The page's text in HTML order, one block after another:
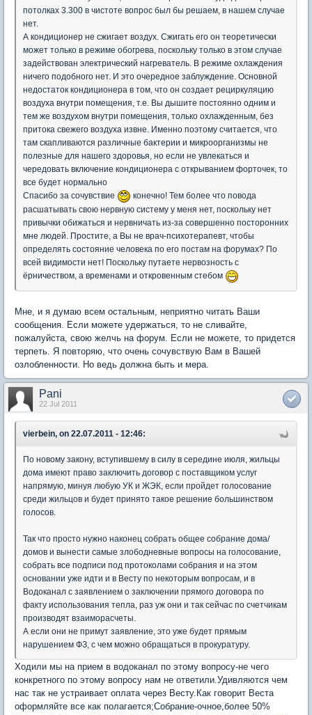
потолках 3.300 в чистоте вопрос был бы решаем, в нашем случае
нет.
А кондиционер не сжигает воздух. Сжигать его он теоретически
может только в режиме обогрева, поскольку только в этом случае
задействован электрический нагреватель. В режиме охлаждения
ничего подобного нет. И это очередное заблуждение. Основной
недостаток кондиционера в том, что он создает рециркуляцию
воздуха внутри помещения, т.е. Вы дышите постоянно одним и
тем же воздухом внутри помещения, только охлажденным, без
притока свежего воздуха извне. Именно поэтому считается, что
там скапливаются различные бактерии и микроорганизмы не
полезные для нашего здоровья, но если не увлекаться и
чередовать включение кондиционера с открыванием форточек, то
все будет нормально
Спасибо за сочувствие
конечно! Тем более что повода
расшатывать свою нервную систему у меня нет, поскольку нет
привычки обижаться и нервничать из-за совершенно посторонних
мне людей. Простите, а Вы не врач-психотерапевт, чтобы
определять состояние человека по его постам на форумах? По
всей видимости нет! Поскольку путаете нервозность с
ёрничеством, а временами и откровенным стебом
Мне, и я думаю всем остальным, неприятно читать Ваши
сообщения. Если можете удержаться, то не сливайте,
пожалуйста, свою желчь на форум. Если не можете, то придется
терпеть. Я повторяю, что очень сочувствую Вам в Вашей
озлобленности. Но ведь должна быть и мера.
Pani
22 Jul 2011
vierbein, on 22.07.2011 - 12:46:
По новому закону, вступившему в силу в середине июля, жильцы
дома имеют право заключить договор с поставщиком услуг
напрямую, минуя любую УК и ЖЭК, если пройдет голосование
среди жильцов и будет принято такое решение большинством
голосов.
Так что просто нужно наконец собрать общее собрание дома/
домов и вынести самые злободневные вопросы на голосование,
собрать все подписи под протоколами собрания и на этом
основании уже идти и в Весту по некоторым вопросам, и в
Водоканал с заявлением о заключении прямого договора по
факту использования тепла, раз уж они и так сейчас по счетчикам
производят взаиморасчеты.
А если они не примут заявление, это уже будет прямым
нарушением ФЗ, с чем можно обращаться в прокуратуру.
Ходили мы на прием в водоканал по этому вопросу-не чего
конкретного по этому вопросу нам не ответили.Удивляются чем
нас так не устраивает оплата через Весту.Как говорит Веста
оформляйте все как полагается;Собрание-очное,более 50%